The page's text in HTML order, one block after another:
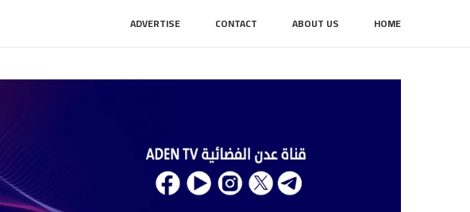
HOME
ABOUT US
CONTACT
ADVERTISE